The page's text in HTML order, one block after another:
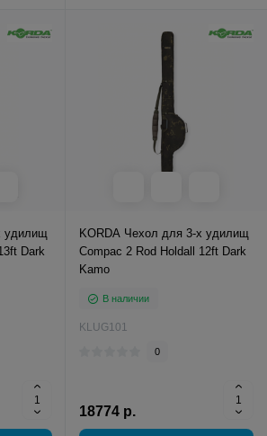
удилищ
Dark
KORDA Чехол для 3-х удилищ
Compac 2 Rod Holdall 12ft Dark
Kamo
В наличии
KLUG101
0
18774 р.